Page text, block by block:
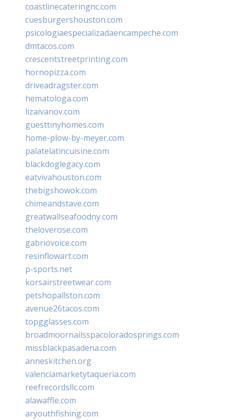
coastlinecateringnc.com
cuesburgershouston.com
psicologiaespecializadaencampeche.com
dmtacos.com
crescentstreetprinting.com
hornopizza.com
driveadragster.com
hematologa.com
lizaivanov.com
guesttinyhomes.com
home-plow-by-meyer.com
palatelatincuisine.com
blackdoglegacy.com
eatvivahouston.com
thebigshowok.com
chimeandstave.com
greatwallseafoodny.com
theloverose.com
gabriovoice.com
resinflowart.com
p-sports.net
korsairstreetwear.com
petshopallston.com
avenue26tacos.com
topgglasses.com
broadmoornailsspacoloradosprings.com
missblackpasadena.com
anneskitchen.org
valenciamarketytaqueria.com
reefrecordsllc.com
alawaffle.com
aryouthfishing.com